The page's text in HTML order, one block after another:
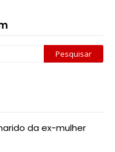
da ex-mulher